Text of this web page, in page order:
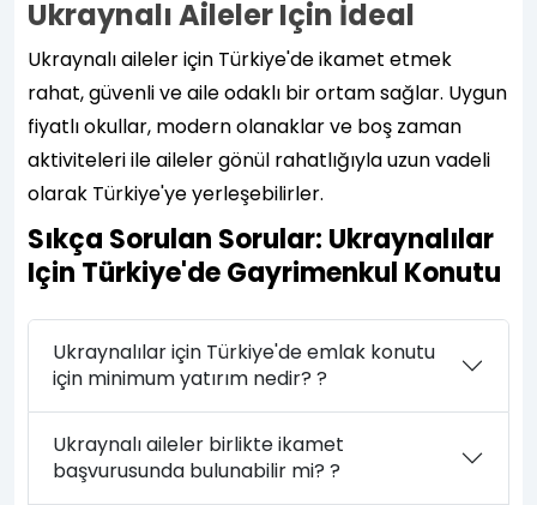
Ukraynalı Aileler Için İdeal
Ukraynalı aileler için Türkiye'de ikamet etmek
rahat, güvenli ve aile odaklı bir ortam sağlar. Uygun
fiyatlı okullar, modern olanaklar ve boş zaman
aktiviteleri ile aileler gönül rahatlığıyla uzun vadeli
olarak Türkiye'ye yerleşebilirler.
Sıkça Sorulan Sorular: Ukraynalılar
Için Türkiye'de Gayrimenkul Konutu
Ukraynalılar için Türkiye'de emlak konutu
için minimum yatırım nedir? ?
Ukraynalı aileler birlikte ikamet
başvurusunda bulunabilir mi? ?